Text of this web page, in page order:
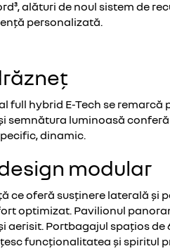
alături de noul sistem de
personalizată.
full hybrid E-Tech se remarcă
semnătura luminoasă
dinamic.
modular
ce oferă susținere laterală și
optimizat. Pavilionul
aerisit. Portbagajul spațios de
funcționalitatea și spiritul